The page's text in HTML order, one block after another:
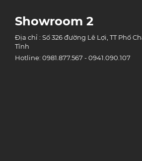
Showroom 2
Địa chỉ : Số 326 đường Lê Lợi, TT Phố
Tĩnh
Hotline: 0981.877.567 - 0941.090.107